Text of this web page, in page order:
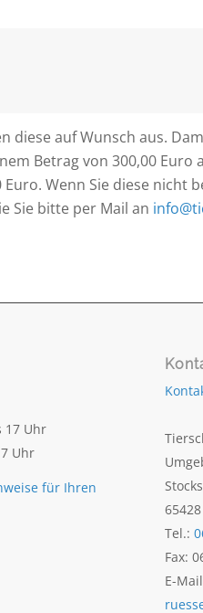
diese auf Wunsch aus.
Betrag von 300,00 Euro
Wenn Sie diese nicht
Sie bitte per Mail an
17 Uhr
Uhr
für Ihren
Tel.:
Fax:
E-